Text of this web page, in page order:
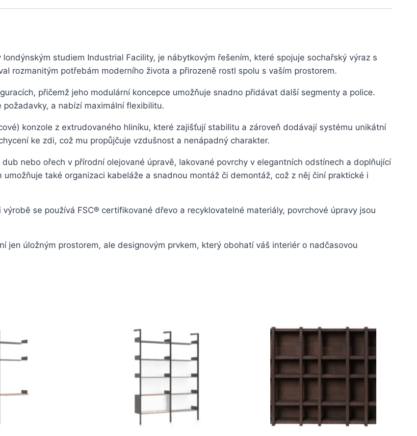
studiem Industrial Facility, je nábytkovým řešením, které spojuje sochařský výraz s
rozmanitým potřebám moderního života a přirozeně rostl spolu s vaším prostorem.
přičemž jeho modulární koncepce umožňuje snadno přidávat další segmenty a police.
a nabízí maximální flexibilitu.
konzole z extrudovaného hliníku, které zajišťují stabilitu a zároveň dodávají systému unikátní
ke zdi, což mu propůjčuje vzdušnost a nenápadný charakter.
nebo ořech v přírodní olejované úpravě, lakované povrchy v elegantních odstínech a doplňující
také organizaci kabeláže a snadnou montáž či demontáž, což z něj činí praktické i
se používá FSC® certifikované dřevo a recyklovatelné materiály, povrchové úpravy jsou
jen úložným prostorem, ale designovým prvkem, který obohatí váš interiér o nadčasovou